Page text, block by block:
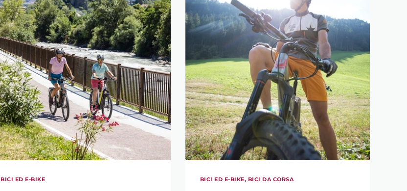
BICI ED E-BIKE BICI ED E-BIKE, BICI DA CORSA